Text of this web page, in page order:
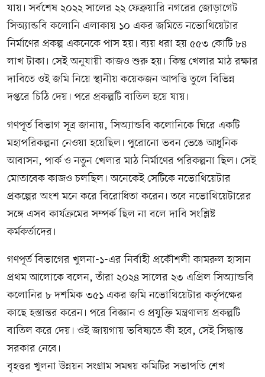
যায়। সর্বশেষ ২০২২ সালের ২২ ফেব্রুয়ারি নগরের জোড়াগেট
সিঅ্যান্ডবি কলোনি এলাকায় ১০ একর জমিতে নভোথিয়েটার
নির্মাণের প্রকল্প একনেকে পাস হয়। ব্যয় ধরা হয় ৫৫৩ কোটি ৮৪
লাখ টাকা। সেই অনুযায়ী কাজও শুরু হয়। কিন্তু খেলার মাঠ রক্ষার
দাবিতে ওই জমি নিয়ে স্থানীয় কয়েকজন আপত্তি তুলে বিভিন্ন
দপ্তরে চিঠি দেয়। পরে প্রকল্পটি বাতিল হয়ে যায়।
গণপূর্ত বিভাগ সূত্র জানায়, সিঅ্যান্ডবি কলোনিকে ঘিরে একটি
মহাপরিকল্পনা নেওয়া হয়েছিল। পুরোনো ভবন ভেঙে আধুনিক
আবাসন, পার্ক ও নতুন খেলার মাঠ নির্মাণের পরিকল্পনা ছিল। সেই
মোতাবেক কাজও চলছিল। অনেকেই সেটিকে নভোথিয়েটার
প্রকল্পের অংশ মনে করে বিরোধিতা করেন। তবে নভোথিয়েটারের
সঙ্গে এসব কার্যক্রমের সম্পর্ক ছিল না বলে দাবি সংশ্লিষ্ট
কর্মকর্তাদের।
গণপূর্ত বিভাগের খুলনা-১-এর নির্বাহী প্রকৌশলী কামরুল হাসান
প্রথম আলোকে বলেন, তাঁরা ২০২৪ সালের ২৩ এপ্রিল সিঅ্যান্ডবি
কলোনির ৮ দশমিক ৩৫১ একর জমি নভোথিয়েটার কর্তৃপক্ষের
কাছে হস্তান্তর করেন। পরে বিজ্ঞান ও প্রযুক্তি মন্ত্রণালয় প্রকল্পটি
বাতিল করে দেয়। ওই জায়গায় ভবিষ্যতে কী হবে, সেই সিদ্ধান্ত
সরকার নেবে।
বৃহত্তর খুলনা উন্নয়ন সংগ্রাম সমন্বয় কমিটির সভাপতি শেখ